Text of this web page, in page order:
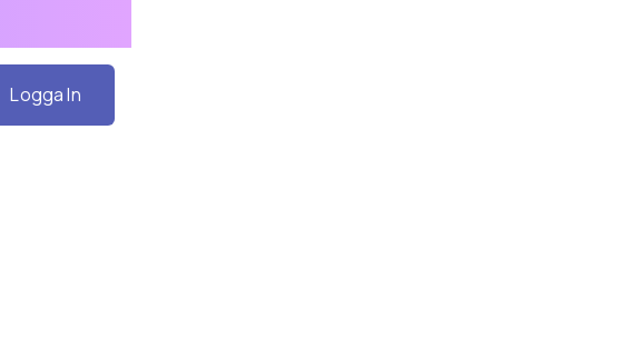
Logga In